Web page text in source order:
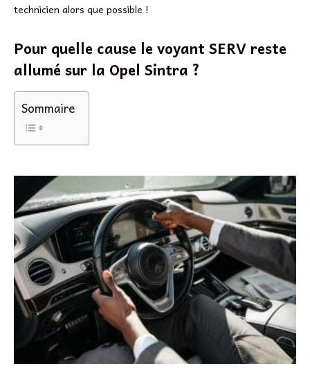
technicien alors que possible !
Pour quelle cause le voyant SERV reste
allumé sur la Opel Sintra ?
Sommaire